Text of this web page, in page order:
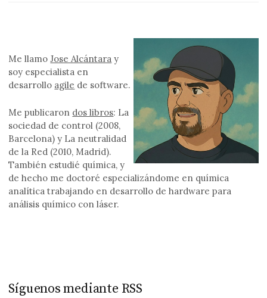
Me llamoJose Alcántara y
soy especialista en
desarrollo agile de software.
Me publicaron dos libros: La
sociedad de control (2008,
Barcelona) y La neutralidad
de la Red (2010, Madrid).
También estudié química, y
de hecho me doctoré especializándome en química
analítica trabajando en desarrollo de hardware para
análisis químico con láser.
Síguenos mediante RSS